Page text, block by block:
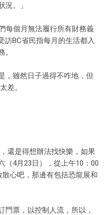
。」
每個月無法履行所有財務義
訪BC省民指每月的生活都入
，雖然日子過得不咋地，但
差。
還是得想辦法找快樂，如果
（4月23日），從上午10：00
心吧，那邊有包括恐龍展和
門票，以控制人流，所以，